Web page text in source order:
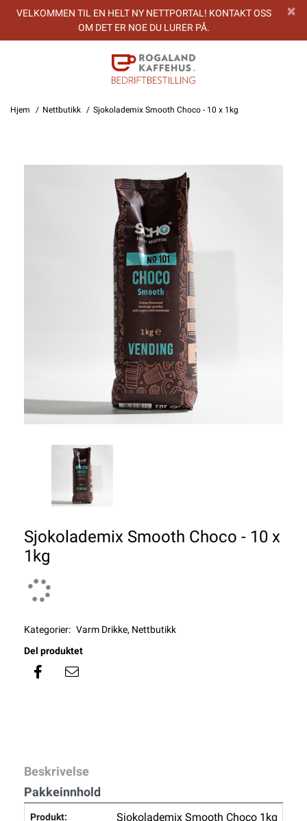
VELKOMMEN TIL EN HELT NY NETTPORTAL! KONTAKT OSS
OM DET ER NOE DU LURER PÅ.
Hjem Nettbutikk Sjokolademix Smooth Choco - 10 x 1kg
Sjokolademix Smooth Choco - 10 x
1kg
Kategorier: Varm Drikke, Nettbutikk
Del produktet
Beskrivelse
Pakkeinnhold
Sjokolademix Smooth Choco 1kg